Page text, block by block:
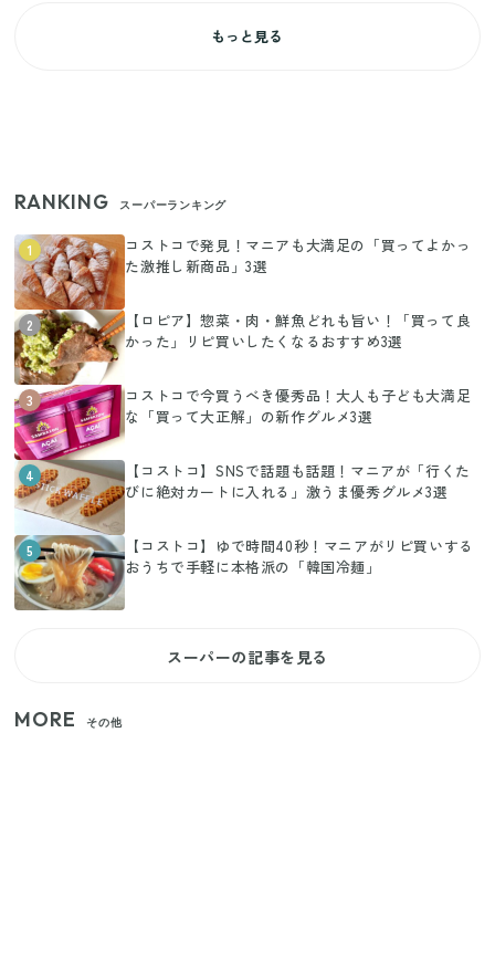
もっと見る
RANKING スーパーランキング
1
コストコで発見！マニアも大満足の「買ってよかっ
た激推し新商品」3選
2
【ロピア】惣菜・肉・鮮魚どれも旨い！「買って良
かった」リピ買いしたくなるおすすめ3選
3
コストコで今買うべき優秀品！大人も子ども大満足
な「買って大正解」の新作グルメ3選
4
【コストコ】SNSで話題も話題！マニアが「行くた
びに絶対カートに入れる」激うま優秀グルメ3選
5
【コストコ】ゆで時間40秒！マニアがリピ買いする
おうちで手軽に本格派の「韓国冷麺」
スーパーの記事を見る
MORE その他